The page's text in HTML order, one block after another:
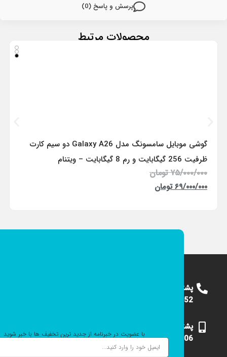
پرسش و پاسخ (0)
محصولات مرتبط
گوشی موبایل سامسونگ مدل Galaxy A26 دو سیم کارت
ظرفیت 256 گیگابایت و رم 8 گیگابایت – ویتنام
۷۵/۰۰۰/۰۰۰ تومان
۶۹/۰۰۰/۰۰۰ تومان
پشتیبانی
09124375652
پشتیبانی
09101531006با عضویت در خبرنامه از جدید ترین تخفیف ها با خبر شوید